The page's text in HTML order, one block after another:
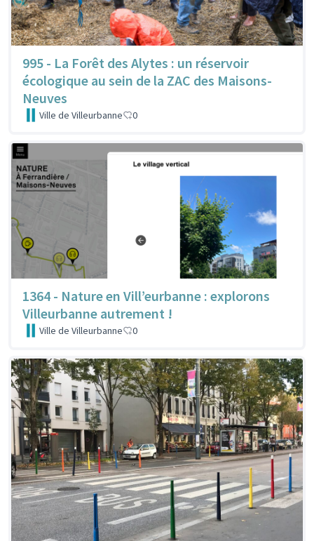
995 - La Forêt des Alytes : un réservoir
écologique au sein de la ZAC des Maisons-
Neuves
Ville de Villeurbanne 0
1364 - Nature en Vill’eurbanne : explorons
Villeurbanne autrement !
Ville de Villeurbanne 0